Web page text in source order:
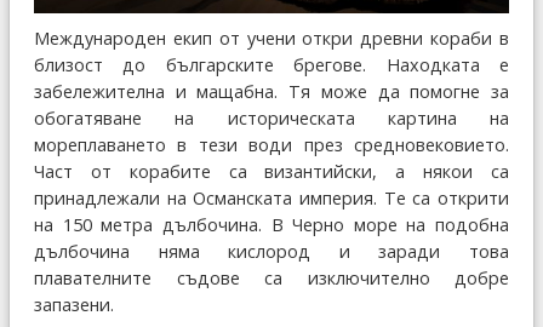
Международен екип от учени откри древни кораби в
близост до българските брегове. Находката е
забележителна и мащабна. Тя може да помогне за
обогатяване на историческата картина на
мореплаването в тези води през средновековието.
Част от корабите са византийски, а някои са
принадлежали на Османската империя. Те са открити
на 150 метра дълбочина. В Черно море на подобна
дълбочина няма кислород и заради това
плавателните съдове са изключително добре
запазени.